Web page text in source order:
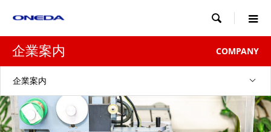

企業案内 COMPANY
企業案内